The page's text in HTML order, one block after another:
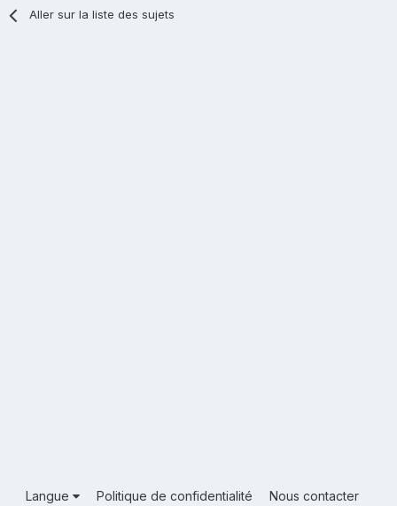
Aller sur la liste des sujets
Langue Politique de confidentialité Nous contacter